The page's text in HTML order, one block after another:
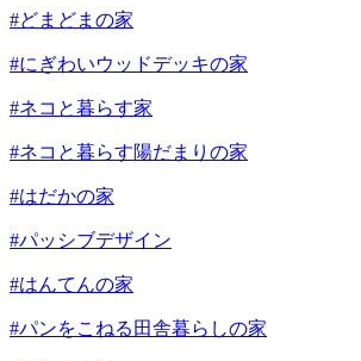
#どまどまの家
#にぎわいウッドデッキの家
#ネコと暮らす家
#ネコと暮らす陽だまりの家
#はだかの家
#パッシブデザイン
#はんてんの家
#パンをこねる田舎暮らしの家